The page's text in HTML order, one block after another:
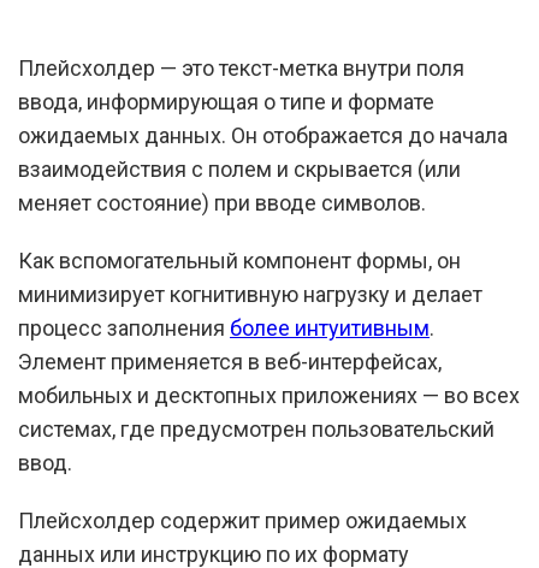
Плейсхолдер — это текст-метка внутри поля
ввода, информирующая о типе и формате
ожидаемых данных. Он отображается до начала
взаимодействия с полем и скрывается (или
меняет состояние) при вводе символов.
Как вспомогательный компонент формы, он
минимизирует когнитивную нагрузку и делает
процесс заполнения более интуитивным.
Элемент применяется в веб-интерфейсах,
мобильных и десктопных приложениях — во всех
системах, где предусмотрен пользовательский
ввод.
Плейсхолдер содержит пример ожидаемых
данных или инструкцию по их формату